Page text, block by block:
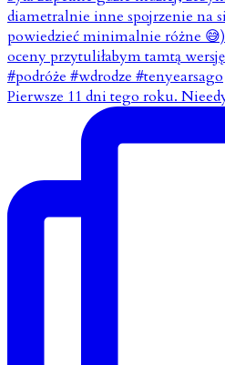
Pierwsze 11 dni tego roku.